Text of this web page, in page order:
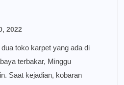
2022
toko karpet yang ada di
terbakar, Minggu
Saat kejadian, kobaran